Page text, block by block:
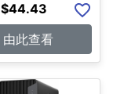
$44.43
由此查看